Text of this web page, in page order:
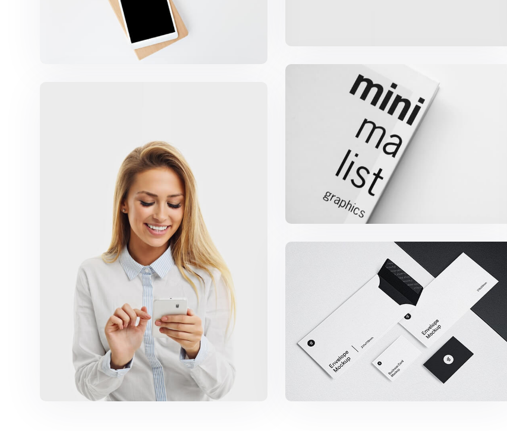
Minimalist Graphics Book
Marketing Campaigns
Minimalist Smartphone App
İletişim e-Tahsilat İnsan Kaynakları